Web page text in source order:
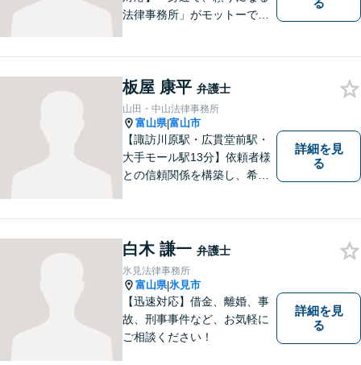
法律事務所」がモットーで
す。お悩みになる前に、ご相
談ください。【24Hメール受
付】
る
板屋 康平 弁護士
山田・中山法律事務所
富山県|富山市
【諏訪川原駅・広貫堂前駅・
大手モール駅13分】依頼者様
との信頼関係を構築し、希望
ご相談ください。平日夜間相
談OK！【複数弁護士在籍】
詳細を見
る
白木 謙一 弁護士
氷見法律事務所
富山県|氷見市
【迅速対応】借金、離婚、事
故、刑事事件など、お気軽に
ご相談ください！
詳細を見
る